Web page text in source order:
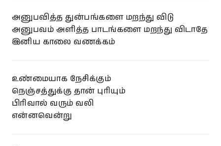
அனுபவித்த துன்பங்களை மறந்து விடு
அனுபவம் அளித்த பாடங்களை மறந்து விடாதே
இனிய காலை வணக்கம்
உண்மையாக நேசிக்கும்
நெஞ்சத்துக்கு தான் புரியும்
பிரிவால் வரும் வலி
என்னவென்று